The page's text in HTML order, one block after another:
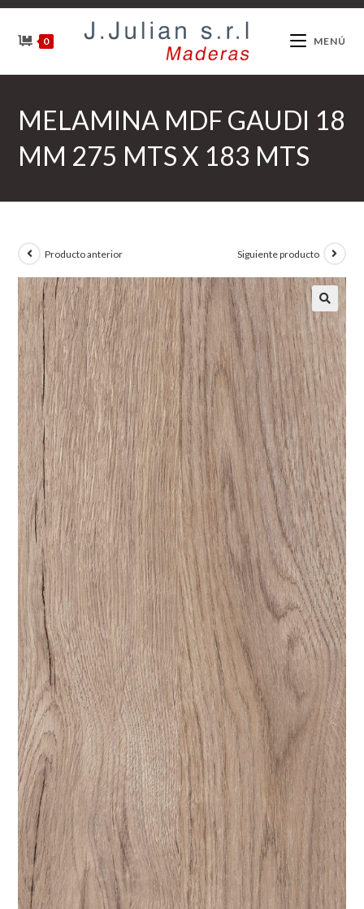
Ir
contenido
0 MENÚ
MELAMINA MDF GAUDI 18
MM 275 MTS X 183 MTS
Producto anterior Siguiente producto